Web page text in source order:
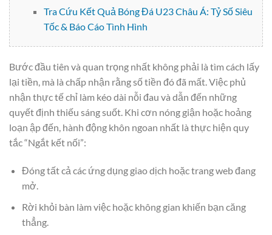
Tra Cứu Kết Quả Bóng Đá U23 Châu Á: Tỷ Số Siêu
Tốc & Báo Cáo Tình Hình
Bước đầu tiên và quan trọng nhất không phải là tìm cách lấy
lại tiền, mà là chấp nhận rằng số tiền đó đã mất. Việc phủ
nhận thực tế chỉ làm kéo dài nỗi đau và dẫn đến những
quyết định thiếu sáng suốt. Khi cơn nóng giận hoặc hoảng
loạn ập đến, hành động khôn ngoan nhất là thực hiện quy
tắc “Ngắt kết nối”:
Đóng tất cả các ứng dụng giao dịch hoặc trang web đang
mở.
Rời khỏi bàn làm việc hoặc không gian khiến bạn căng
thẳng.